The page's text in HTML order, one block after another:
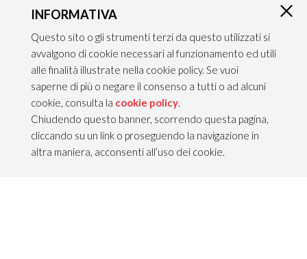
Via dell’Artigianato 21
37066 VERONA — ITALY
Tel 045/8581640
Fax 045/8581650
info@teamitaliailluminazione.it
PEC teamitaliasrl@gigapec.it
INFORMATIVA
Questo sito o gli strumenti terzi da questo utilizzati si
avvalgono di cookie necessari al funzionamento ed utili
alle finalità illustrate nella cookie policy. Se vuoi
saperne di più o negare il consenso a tutti o ad alcuni
cookie, consulta la cookie policy.
Chiudendo questo banner, scorrendo questa pagina,
cliccando su un link o proseguendo la navigazione in
altra maniera, acconsenti all’uso dei cookie.